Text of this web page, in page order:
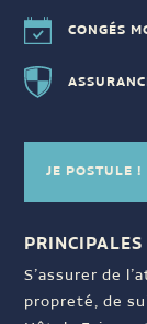
CONGÉS
JE POSTULE !
PRINCIPALES
S’assurer de
propreté, de